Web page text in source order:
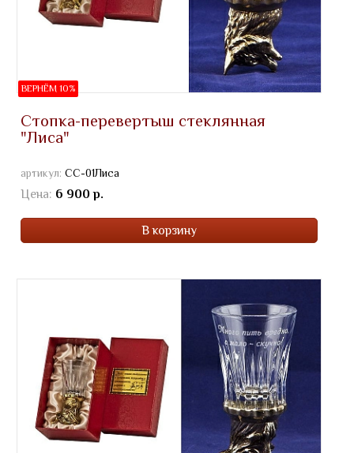
ВЕРНЁМ 10%
Стопка-перевертыш стеклянная
"Лиса"
артикул: СС-01Лиса
Цена: 6 900 р.
В корзину